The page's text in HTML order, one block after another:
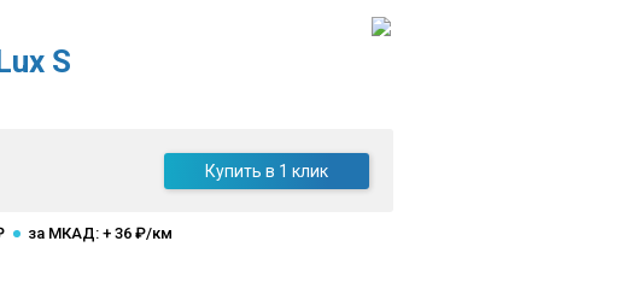
S
Купить в 1 клик
за МКАД: + 36 ₽/км